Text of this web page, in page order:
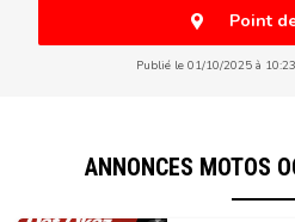
Point
Publié le 01/10/2025 à 10:23
ANNONCES MOTOS